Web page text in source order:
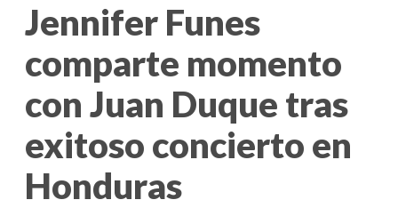
Jennifer Funes
comparte momento
con Juan Duque tras
exitoso concierto en
Honduras